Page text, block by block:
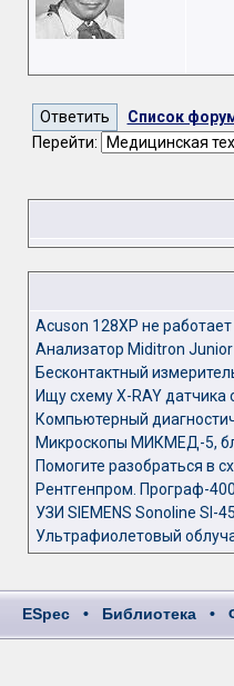
Список
Перейти:
Acuson 128XP не
Анализатор Miditron
Бесконтактный
Ищу схему X-RAY датчика
Компьютерный
Микроскопы МИКМЕД-5,
Помогите разобраться в
Рентгенпром. Програф-
УЗИ SIEMENS Sonoline SI-
Ультрафиолетовый
ESpec • Библиотека •